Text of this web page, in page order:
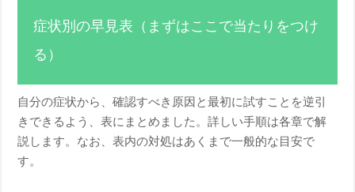
症状別の早見表（まずはここで当たりをつけ
る）
自分の症状から、確認すべき原因と最初に試すことを逆引
きできるよう、表にまとめました。詳しい手順は各章で解
説します。なお、表内の対処はあくまで一般的な目安で
す。